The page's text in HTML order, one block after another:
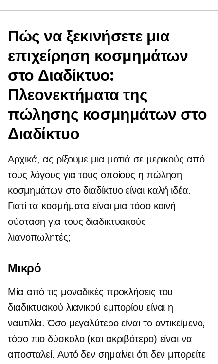
Πώς να ξεκινήσετε μια
επιχείρηση κοσμημάτων
στο Διαδίκτυο:
Πλεονεκτήματα της
πώλησης κοσμημάτων στο
Διαδίκτυο
Αρχικά, ας ρίξουμε μια ματιά σε μερικούς από
τους λόγους για τους οποίους η πώληση
κοσμημάτων στο διαδίκτυο είναι καλή ιδέα.
Γιατί τα κοσμήματα είναι μια τόσο κοινή
σύσταση για τους διαδικτυακούς
λιανοπωλητές;
Μικρό
Μία από τις μοναδικές προκλήσεις του
διαδικτυακού λιανικού εμπορίου είναι η
ναυτιλία. Όσο μεγαλύτερο είναι το αντικείμενο,
τόσο πιο δύσκολο (και ακριβότερο) είναι να
αποσταλεί. Αυτό δεν σημαίνει ότι δεν μπορείτε